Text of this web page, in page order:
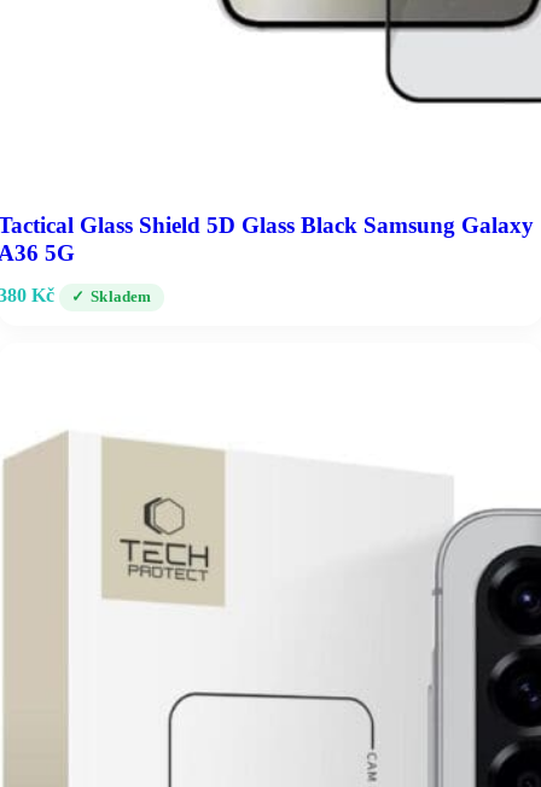
Glass Shield 5D Glass Black Samsung Galaxy
5G
Kč Skladem